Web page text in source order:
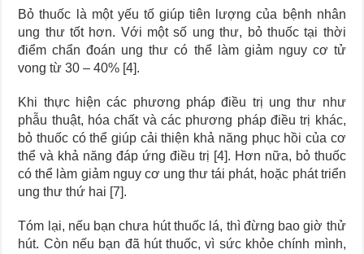
Bỏ thuốc là một yếu tố giúp tiên lượng của bệnh nhân
ung thư tốt hơn. Với một số ung thư, bỏ thuốc tại thời
điểm chẩn đoán ung thư có thể làm giảm nguy cơ tử
vong từ 30 – 40% [4].
Khi thực hiện các phương pháp điều trị ung thư như
phẫu thuật, hóa chất và các phương pháp điều trị khác,
bỏ thuốc có thể giúp cải thiện khả năng phục hồi của cơ
thể và khả năng đáp ứng điều trị [4]. Hơn nữa, bỏ thuốc
có thể làm giảm nguy cơ ung thư tái phát, hoặc phát triển
ung thư thứ hai [7].
Tóm lại, nếu bạn chưa hút thuốc lá, thì đừng bao giờ thử
hút. Còn nếu bạn đã hút thuốc, vì sức khỏe chính mình,